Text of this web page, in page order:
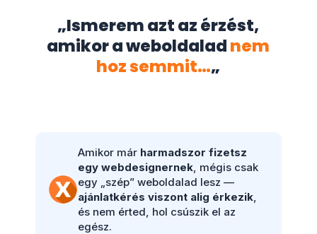
„Ismerem azt az érzést,
amikor a weboldaladnem
hoz semmit…„
Amikor már harmadszor fizetsz
egy webdesignernek, mégis csak
egy „szép” weboldalad lesz —
ajánlatkérés viszont alig érkezik,
és nem érted, hol csúszik el az
egész.